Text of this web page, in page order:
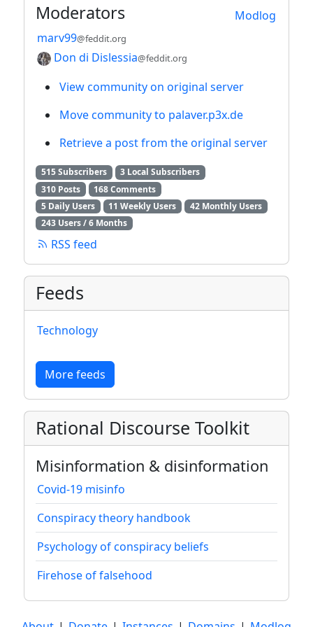
Modlog
Moderators
marv99@feddit.org
Don di Dislessia@feddit.org
View community on original server
Move community to palaver.p3x.de
Retrieve a post from the original server
515 Subscribers
3 Local Subscribers
310 Posts
168 Comments
5 Daily Users
11 Weekly Users
42 Monthly Users
243 Users / 6 Months
RSS feed
Feeds
Technology
More feeds
Rational Discourse Toolkit
Misinformation & disinformation
Covid-19 misinfo
Conspiracy theory handbook
Psychology of conspiracy beliefs
Firehose of falsehood